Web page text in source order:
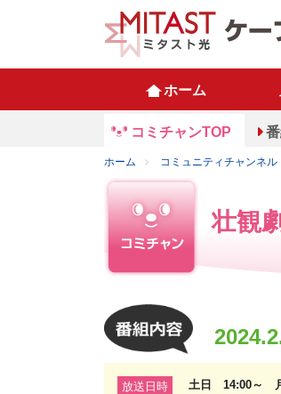
ホーム
コミチャンTOP
ホーム コミュニティチャンネル
壮観
放送日時 土日 14:00～